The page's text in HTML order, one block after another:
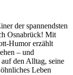
der spannendsten
Osnabrück! Mit
Humor erzählt
– und
den Alltag, seine
Leben